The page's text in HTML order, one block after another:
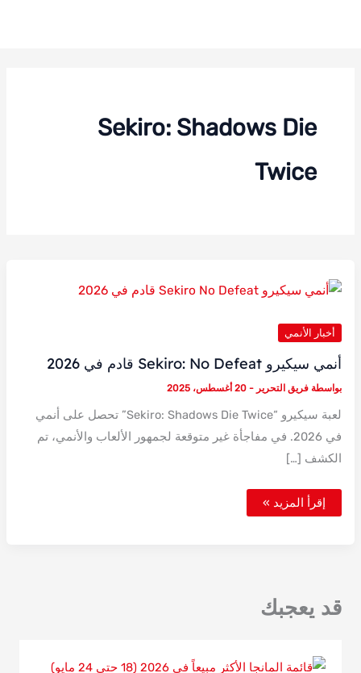
Sekiro: Shadows Die
Twice
أخبار الأنمي
أنمي سيكيرو Sekiro: No Defeat قادم في 2026
بواسطة فريق التحرير - 20 أغسطس، 2025
لعبة سيكيرو “Sekiro: Shadows Die Twice” تحصل على أنمي
في 2026. في مفاجأة غير متوقعة لجمهور الألعاب والأنمي، تم
الكشف […]
أنمي
سيكيرو
إقرأ المزيد »
قد يعجبك